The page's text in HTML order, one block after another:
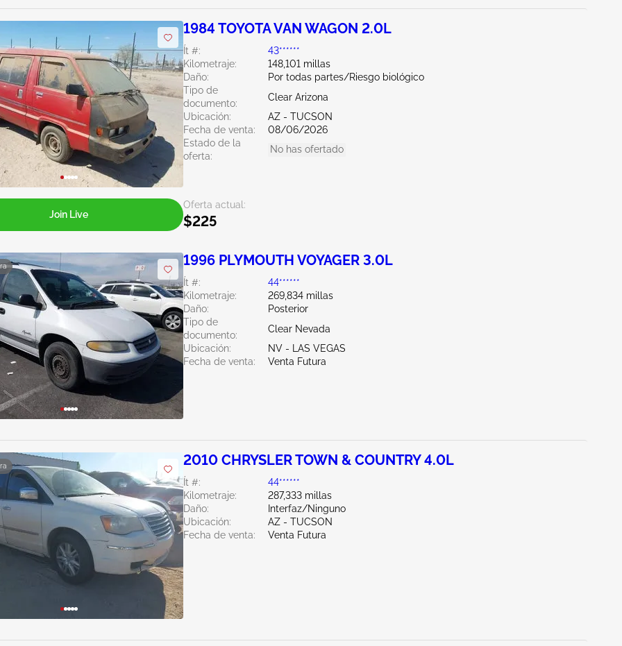
1984 TOYOTA VAN WAGON 2.0L
Ít #:
43******
Kilometraje:
148,101 millas
Daño:
Por todas partes/Riesgo biológico
Tipo de
documento:
Clear Arizona
Ubicación:
AZ - TUCSON
Fecha de venta:
08/06/2026
Estado de la
oferta:
No has ofertado
Oferta actual:
$225
Join Live
1996 PLYMOUTH VOYAGER 3.0L
Ít #:
44******
Kilometraje:
269,834 millas
Daño:
Posterior
Tipo de
documento:
Clear Nevada
Ubicación:
NV - LAS VEGAS
Fecha de venta:
Venta Futura
2010 CHRYSLER TOWN & COUNTRY 4.0L
Ít #:
44******
Kilometraje:
287,333 millas
Daño:
Interfaz/Ninguno
Ubicación:
AZ - TUCSON
Fecha de venta:
Venta Futura